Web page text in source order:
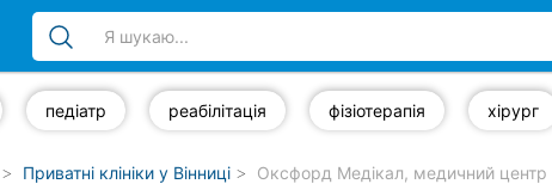
педіатр реабілітація фізіотерапія хірург
Приватні клініки у Вінниці Оксфорд Медікал, медичний центр